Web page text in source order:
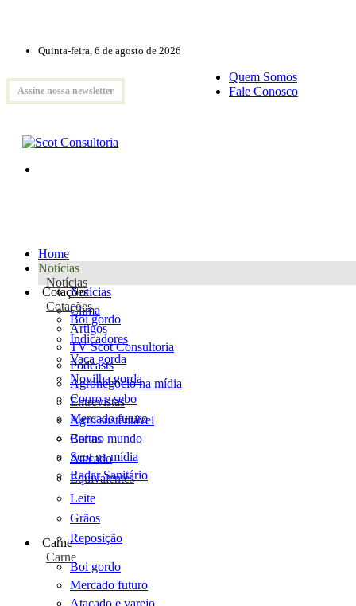
Quinta-feira, 6 de agosto de 2026
Assine nossa newsletter
Quem Somos
Fale Conosco
Home
Notícias
Notícias
Notícias
Clima
Artigos
TV Scot Consultoria
Podcasts
Agronegócio na mídia
Entrevistas
Agro sustentável
Cartas
Scot na mídia
Radar Sanitário
Cotações
Cotações
Boi gordo
Indicadores
Vaca gorda
Novilha gorda
Couro e sebo
Mercado futuro
Boi no mundo
Atacado
Equivalentes
Leite
Grãos
Reposição
Carne
Carne
Boi gordo
Mercado futuro
Atacado e varejo